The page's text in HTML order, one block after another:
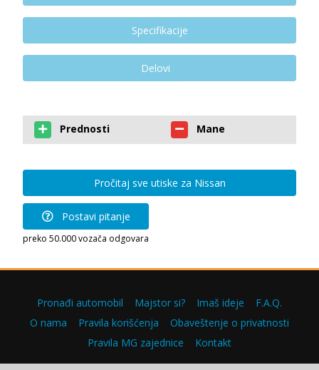
Specifikacije
Delovi
Prednosti Mane
Pročitaj sve utiske za Nissan
Postavi pitanje
preko 50.000 vozača odgovara
Pronađi automobil Majstor si? Imaš ideje
F.A.Q.
O nama
Pravila korišćenja
Obaveštenje o privatnosti
Pravila MG zajednice
Kontakt